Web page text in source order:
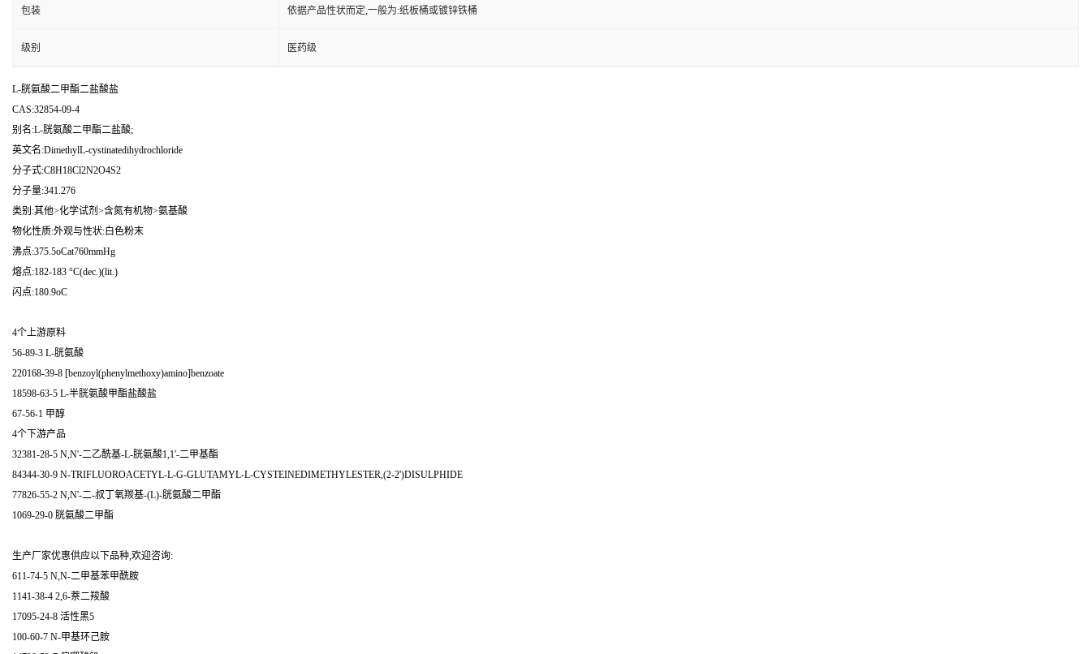
包装 依据产品性状而定,一般为:纸板桶或镀锌铁桶
级别 医药级
L-胱氨酸二甲酯二盐酸盐
CAS:32854-09-4
别名:L-胱氨酸二甲酯二盐酸;
英文名:DimethylL-cystinatedihydrochloride
分子式:C8H18Cl2N2O4S2
分子量:341.276
类别:其他>化学试剂>含氮有机物>氨基酸
物化性质:外观与性状:白色粉末
沸点:375.5oCat760mmHg
熔点:182-183 °C(dec.)(lit.)
闪点:180.9oC
4个上游原料
56-89-3 L-胱氨酸
220168-39-8 [benzoyl(phenylmethoxy)amino]benzoate
18598-63-5 L-半胱氨酸甲酯盐酸盐
67-56-1 甲醇
4个下游产品
32381-28-5 N,N'-二乙酰基-L-胱氨酸1,1'-二甲基酯
84344-30-9 N-TRIFLUOROACETYL-L-G-GLUTAMYL-L-CYSTEINEDIMETHYLESTER,(2-2')DISULPHIDE
77826-55-2 N,N'-二-叔丁氧羰基-(L)-胱氨酸二甲酯
1069-29-0 胱氨酸二甲酯
生产厂家优惠供应以下品种,欢迎咨询:
611-74-5 N,N-二甲基苯甲酰胺
1141-38-4 2,6-萘二羧酸
17095-24-8 活性黑5
100-60-7 N-甲基环己胺